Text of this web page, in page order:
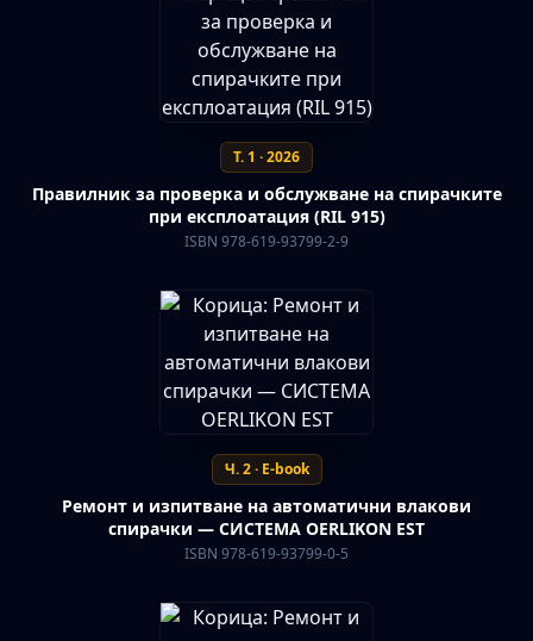
Т. 1 · 2026
Правилник за проверка и обслужване на спирачките
при експлоатация (RIL 915)
ISBN 978-619-93799-2-9
Ч. 2 · E-book
Ремонт и изпитване на автоматични влакови
спирачки — СИСТЕМА OERLIKON EST
ISBN 978-619-93799-0-5